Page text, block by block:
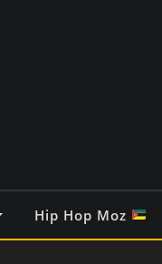
Hip Hop Moz